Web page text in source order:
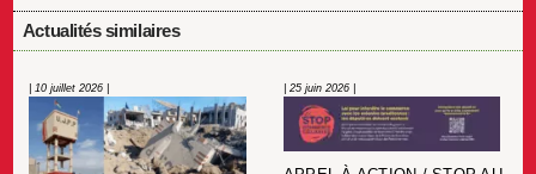
Actualités similaires
| 10 juillet 2026 | | 25 juin 2026 |